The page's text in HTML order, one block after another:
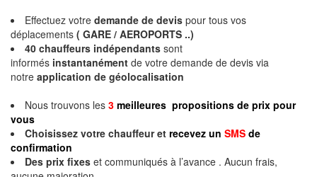
Effectuez votre demande de devis pour tous vos
déplacements ( GARE / AEROPORTS ..)
40 chauffeurs indépendants sont
informés instantanément de votre demande de devis via
notre application de géolocalisation
Nous trouvons les 3 meilleures propositions de prix pour
vous
Choisissez votre chauffeur et recevez un SMS de
confirmation
Des prix fixes et communiqués à l’avance . Aucun frais,